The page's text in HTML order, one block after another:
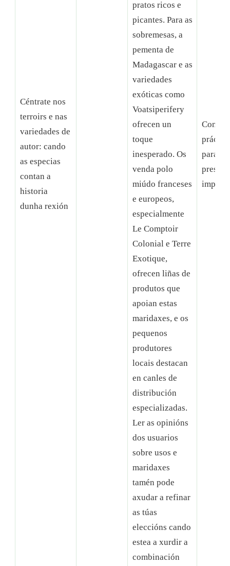
Céntrate nos
terroirs e nas
variedades de
autor: cando
as especias
contan a
historia
dunha rexión
pratos ricos e
picantes. Para as
sobremesas, a
pementa de
Madagascar e as
variedades
exóticas como
Voatsiperifery
ofrecen un
toque
inesperado. Os
venda polo
miúdo franceses
e europeos,
especialmente
Le Comptoir
Colonial e Terre
Exotique,
ofrecen liñas de
produtos que
apoian estas
maridaxes, e os
pequenos
produtores
locais destacan
en canles de
distribución
especializadas.
Ler as opinións
dos usuarios
sobre usos e
maridaxes
tamén pode
axudar a refinar
as túas
eleccións cando
estea a xurdir a
combinación
para